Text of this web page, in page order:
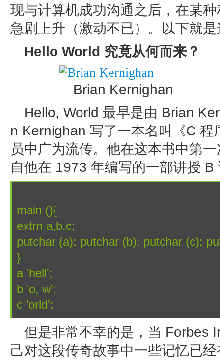
现与计算机成功沟通之后，在某
急剧上升（激动不已）。以下就
Hello World 究竟从何而来？
Brian Kernighan
Hello, World 最早是由 Brian
n Kernighan 写了一本名叫《C
员中广为流传。他在这本书中第
自他在 1973 年编写的一部讲授 B
main (){
extrn a,b,c;
putchar (a); putchar (b); putchar (c);
}
a 'hell';
b 'o, w';
c 'orld';
但是非常不幸的是，当 Forbes
己对这段传奇故事中一些记忆已